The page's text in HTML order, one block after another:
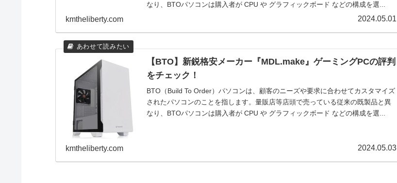
なり、BTOパソコンは購入者が CPU や グラフィックボード などの構成を選...
kmtheliberty.com 2024.05.01
【BTO】新鋭格安メーカー『MDL.make』ゲーミングPCの評判
をチェック！
BTO（Build To Order）パソコンは、顧客のニーズや要求に合わせてカスタマイズ
されたパソコンのことを指します。量販店等店頭で売っている従来の既製品と異
なり、BTOパソコンは購入者が CPU や グラフィックボード などの構成を選...
kmtheliberty.com 2024.05.03